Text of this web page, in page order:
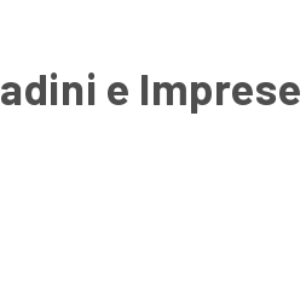
e Imprese